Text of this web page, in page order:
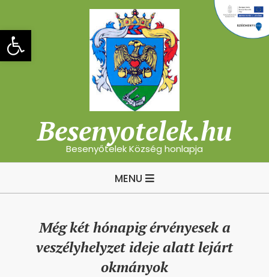
Eszköztár megnyitása
content
Besenyotelek.hu
Besenyőtelek Község honlapja
MENU
Még két hónapig érvényesek a
veszélyhelyzet ideje alatt lejárt
okmányok